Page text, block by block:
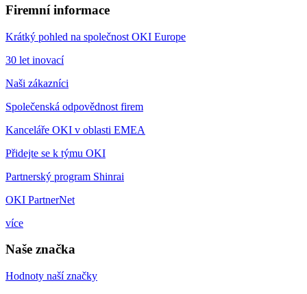
Firemní informace
Krátký pohled na společnost OKI Europe
30 let inovací
Naši zákazníci
Společenská odpovědnost firem
Kanceláře OKI v oblasti EMEA
Přidejte se k týmu OKI
Partnerský program Shinrai
OKI PartnerNet
více
Naše značka
Hodnoty naší značky